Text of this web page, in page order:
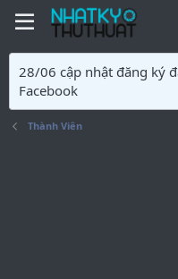
28/06 cập nhật đăng ký
Facebook
Thành Viên